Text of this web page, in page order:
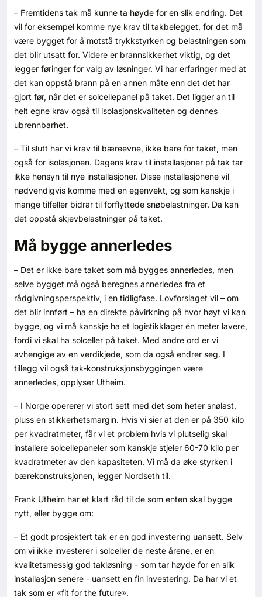
– Fremtidens tak må kunne ta høyde for en slik endring. Det
vil for eksempel komme nye krav til takbelegget, for det må
være bygget for å motstå trykkstyrken og belastningen som
det blir utsatt for. Videre er brannsikkerhet viktig, og det
legger føringer for valg av løsninger. Vi har erfaringer med at
det kan oppstå brann på en annen måte enn det det har
gjort før, når det er solcellepanel på taket. Det ligger an til
helt egne krav også til isolasjonskvaliteten og dennes
ubrennbarhet.
– Til slutt har vi krav til bæreevne, ikke bare for taket, men
også for isolasjonen. Dagens krav til installasjoner på tak tar
ikke hensyn til nye installasjoner. Disse installasjonene vil
nødvendigvis komme med en egenvekt, og som kanskje i
mange tilfeller bidrar til forflyttede snøbelastninger. Da kan
det oppstå skjevbelastninger på taket.
Må bygge annerledes
– Det er ikke bare taket som må bygges annerledes, men
selve bygget må også beregnes annerledes fra et
rådgivningsperspektiv, i en tidligfase. Lovforslaget vil – om
det blir innført – ha en direkte påvirkning på hvor høyt vi kan
bygge, og vi må kanskje ha et logistikklager én meter lavere,
fordi vi skal ha solceller på taket. Med andre ord er vi
avhengige av en verdikjede, som da også endrer seg. I
tillegg vil også tak-konstruksjonsbyggingen være
annerledes, opplyser Utheim.
– I Norge opererer vi stort sett med det som heter snølast,
pluss en stikkerhetsmargin. Hvis vi sier at den er på 350 kilo
per kvadratmeter, får vi et problem hvis vi plutselig skal
installere solcellepaneler som kanskje stjeler 60-70 kilo per
kvadratmeter av den kapasiteten. Vi må da øke styrken i
bærekonstruksjonen, legger Nordseth til.
Frank Utheim har et klart råd til de som enten skal bygge
nytt, eller bygge om:
– Et godt prosjektert tak er en god investering uansett. Selv
om vi ikke investerer i solceller de neste årene, er en
kvalitetsmessig god takløsning - som tar høyde for en slik
installasjon senere - uansett en fin investering. Da har vi et
tak som er «fit for the future».